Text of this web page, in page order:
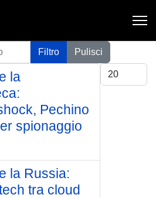
Filtro
Pulisci
Visualizza #
la
Pechino
spionaggio
la Russia:
tra cloud